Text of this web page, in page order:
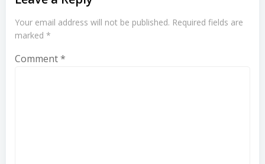
Your email address will not be published. Required fields are
marked *
Comment*